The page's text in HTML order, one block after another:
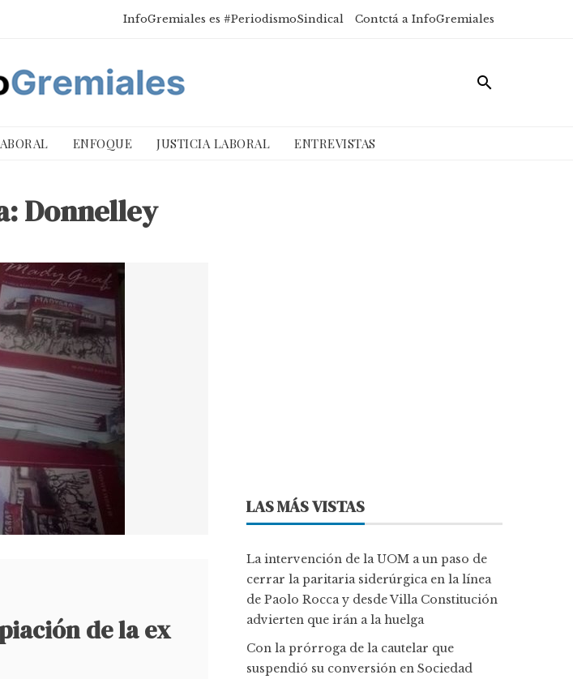
InfoGremiales es #PeriodismoSindical Contctá a InfoGremiales
ENFOQUE JUSTICIA LABORAL ENTREVISTAS
Donnelley
de la ex
LAS MÁS VISTAS
La intervención de la UOM a un paso de
cerrar la paritaria siderúrgica en la línea
de Paolo Rocca y desde Villa Constitución
advierten que irán a la huelga
Con la prórroga de la cautelar que
suspendió su conversión en Sociedad